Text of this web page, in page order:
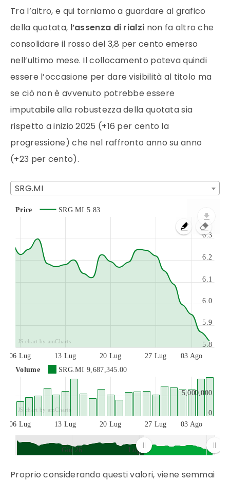
Tra l’altro, e qui torniamo a guardare al grafico
della quotata, l’assenza di rialzi non fa altro che
consolidare il rosso del 3,8 per cento emerso
nell’ultimo mese. Il collocamento poteva quindi
essere l’occasione per dare visibilità al titolo ma
se ciò non è avvenuto potrebbe essere
imputabile alla robustezza della quotata sia
rispetto a inizio 2025 (+16 per cento la
progressione) che nel raffronto anno su anno
(+23 per cento).
SRG.MI
Price SRG.MI 5.83
06 Lug 13 Lug 20 Lug 27 Lug 03 Ago
5.8
5.9
6.0
6.1
6.2
6.3
JS chart by amCharts
Volume SRG.MI 9,687,345.00
06 Lug 13 Lug 20 Lug 27 Lug 03 Ago
0
5,000,000
JS chart by amCharts
Giu 26 Lug 26
Proprio considerando questi valori, viene semmai